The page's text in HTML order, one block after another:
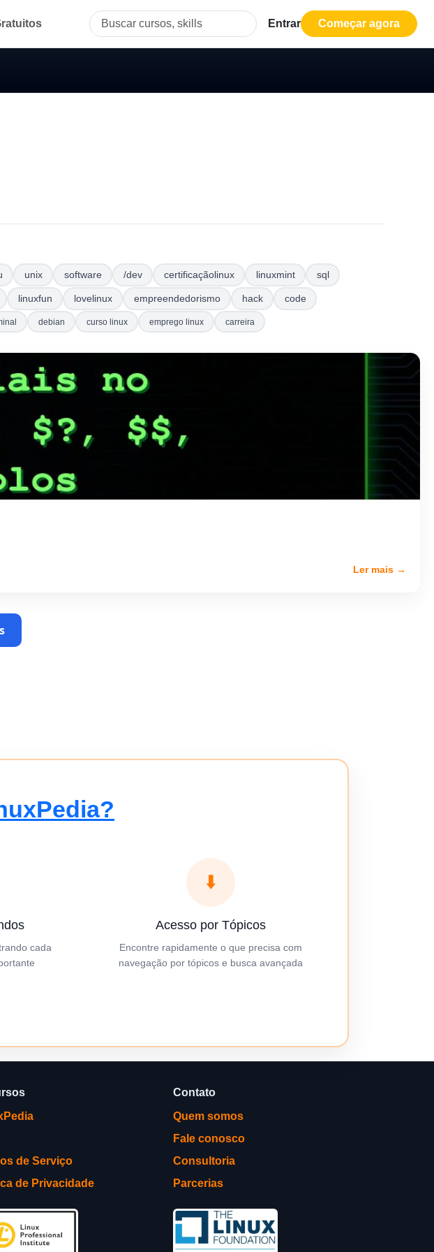
Entrar Começar agora
unix software /dev certificaçãolinux linuxmint sql
linuxfun lovelinux empreendedorismo hack code
debian curso linux emprego linux carreira
Ler mais →
cada
⬇️
Acesso por Tópicos
Encontre rapidamente o que precisa com
navegação por tópicos e busca avançada
de Serviço
de Privacidade
Contato
Quem somos
Fale conosco
Consultoria
Parcerias